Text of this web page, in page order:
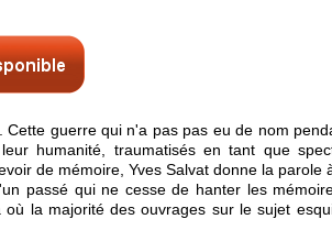
Cette guerre qui n'a pas pas eu de nom
humanité, traumatisés en tant que
de mémoire, Yves Salvat donne la
passé qui ne cesse de hanter les
où la majorité des ouvrages sur le sujet